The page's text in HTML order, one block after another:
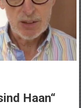
Haan“